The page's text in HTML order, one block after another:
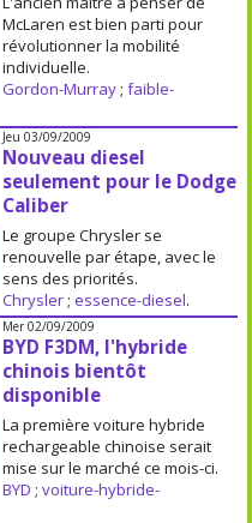
McLaren est bien parti pour
révolutionner la mobilité
individuelle.
Gordon-Murray; faible-
Jeu 03/09/2009
Nouveau diesel
seulement pour le Dodge
Caliber
Le groupe Chrysler se
renouvelle par étape, avec le
sens des priorités.
Chrysler; essence-diesel.
Mer 02/09/2009
BYD F3DM, l'hybride
chinois bientôt
disponible
La première voiture hybride
rechargeable chinoise serait
mise sur le marché ce mois-ci.
BYD ; voiture-hybride-